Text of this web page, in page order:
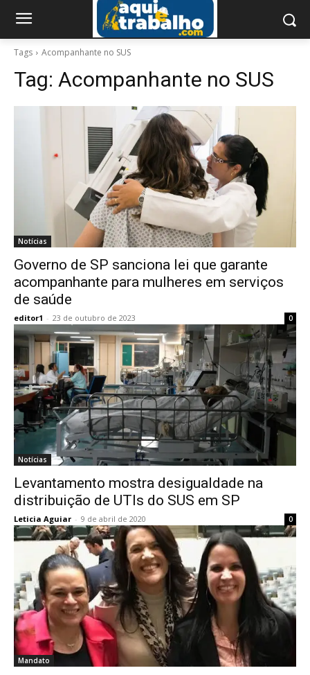
Tags Acompanhante no SUS
Tag: Acompanhante no SUS
Notícias
Governo de SP sanciona lei que garante
acompanhante para mulheres em serviços
de saúde
editor1 - 23 de outubro de 2023 0
Notícias
Levantamento mostra desigualdade na
distribuição de UTIs do SUS em SP
Leticia Aguiar - 9 de abril de 2020 0
Mandato